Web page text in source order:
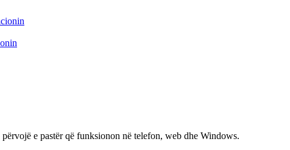
e pastër që funksionon në telefon, web dhe Windows.